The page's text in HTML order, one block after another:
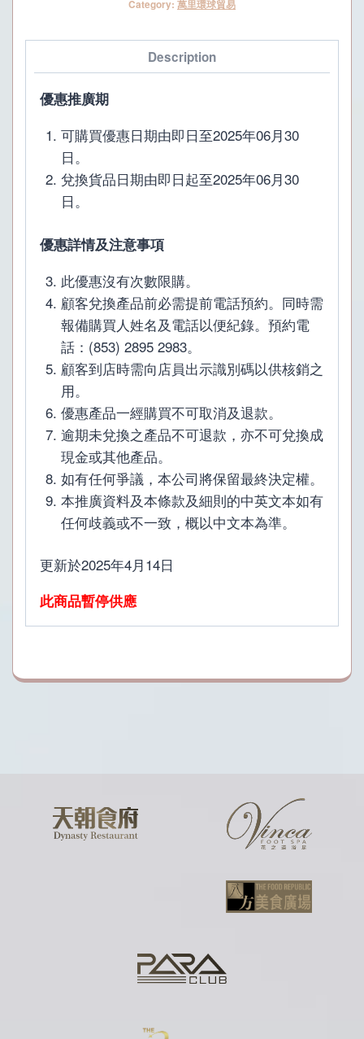
quantity
Category: 萬里環球貿易
Description
優惠推廣期
可購買優惠日期由即日至2025年06月30
日。
兌換貨品日期由即日起至2025年06月30
日。
優惠詳情及注意事項
此優惠沒有次數限購。
顧客兌換產品前必需提前電話預約。同時需
報備購買人姓名及電話以便紀錄。預約電
話：(853) 2895 2983。
顧客到店時需向店員出示識別碼以供核銷之
用。
優惠產品一經購買不可取消及退款。
逾期未兌換之產品不可退款 ，亦不可兌換成
現金或其他產品。
如有任何爭議，本公司將保留最終決定權。
本推廣資料及本條款及細則的中英文本如有
任何歧義或不一致，概以中文本為準。
更新於2025年4月14日
此商品暫停供應